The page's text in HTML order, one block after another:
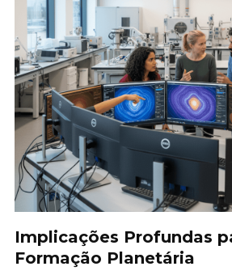
Implicações Profundas
Formação Planetária